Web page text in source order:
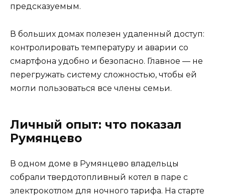
предсказуемым.
В больших домах полезен удаленный доступ:
контролировать температуру и аварии со
смартфона удобно и безопасно. Главное — не
перегружать систему сложностью, чтобы ей
могли пользоваться все члены семьи.
Личный опыт: что показал
Румянцево
В одном доме в Румянцево владельцы
собрали твердотопливный котел в паре с
электрокотлом для ночного тарифа. На старте